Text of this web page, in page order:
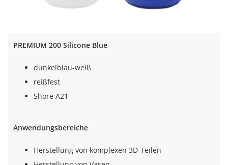
PREMIUM 200 Silicone Blue
dunkelblau-weiß
reißfest
Shore A21
Anwendungsbereiche
Herstellung von komplexen 3D-Teilen